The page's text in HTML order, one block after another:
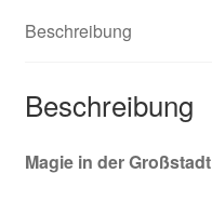
Beschreibung
Beschreibung
Magie in der Großstadt